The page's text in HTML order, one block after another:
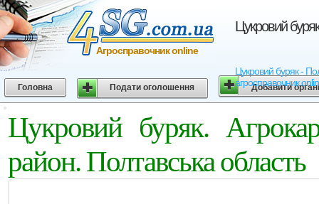
Цукровий
Цукровий буряк -
агросправочник
Агросправочник online
Головна Подати оголошення Добавити
Цукровий буряк.
район. Полтавська область